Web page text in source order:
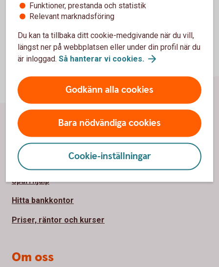
Funktioner, prestanda och statistik
Relevant marknadsföring
Du kan ta tillbaka ditt cookie-medgivande när du vill,
längst ner på webbplatsen eller under din profil när du
är inloggad. Så hanterar vi cookies.
Godkänn alla cookies
Bara nödvändiga cookies
Cookie-inställningar
Sidfot
Hitta snabbt
Kundservice
Spärrhjälp
Hitta bankkontor
Priser, räntor och kurser
Om oss